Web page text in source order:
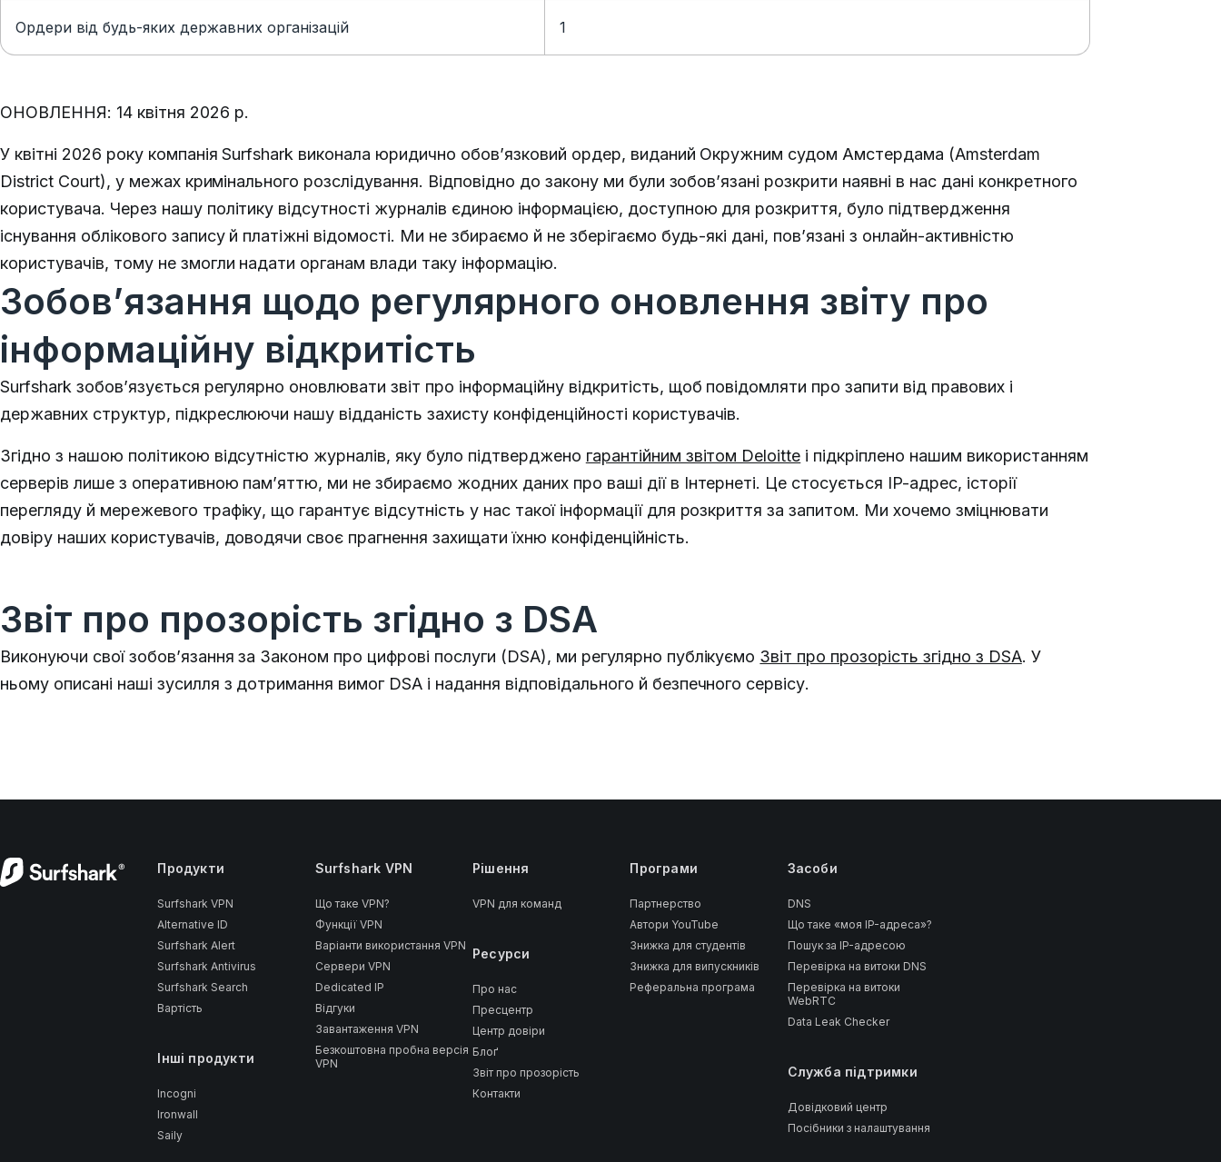
Ордери від будь-яких державних організацій 1
ОНОВЛЕННЯ: 14 квітня 2026 р.
У квітні 2026 року компанія Surfshark виконала юридично обов’язковий ордер, виданий Окружним судом Амстердама (Amsterdam
District Court), у межах кримінального розслідування. Відповідно до закону ми були зобов’язані розкрити наявні в нас дані конкретного
користувача. Через нашу політику відсутності журналів єдиною інформацією, доступною для розкриття, було підтвердження
існування облікового запису й платіжні відомості. Ми не збираємо й не зберігаємо будь-які дані, пов’язані з онлайн-активністю
користувачів, тому не змогли надати органам влади таку інформацію.
Зобов’язання щодо регулярного оновлення звіту про
інформаційну відкритість
Surfshark зобов’язується регулярно оновлювати звіт про інформаційну відкритість, щоб повідомляти про запити від правових і
державних структур, підкреслюючи нашу відданість захисту конфіденційності користувачів.
Згідно з нашою політикою відсутністю журналів, яку було підтверджено гарантійним звітом Deloitte і підкріплено нашим використанням
серверів лише з оперативною пам’яттю, ми не збираємо жодних даних про ваші дії в Інтернеті. Це стосується IP-адрес, історії
перегляду й мережевого трафіку, що гарантує відсутність у нас такої інформації для розкриття за запитом. Ми хочемо зміцнювати
довіру наших користувачів, доводячи своє прагнення захищати їхню конфіденційність.
Звіт про прозорість згідно з DSA
Виконуючи свої зобов’язання за Законом про цифрові послуги (DSA), ми регулярно публікуємо Звіт про прозорість згідно з DSA. У
ньому описані наші зусилля з дотримання вимог DSA і надання відповідального й безпечного сервісу.
Продукти
Surfshark VPN
Alternative ID
Surfshark Alert
Surfshark Antivirus
Surfshark Search
Вартість
Інші продукти
Incogni
Ironwall
Saily
Surfshark VPN
Що таке VPN?
Функції VPN
Варіанти використання VPN
Сервери VPN
Dedicated IP
Відгуки
Завантаження VPN
Безкоштовна пробна версія
VPN
Рішення
VPN для команд
Ресурси
Про нас
Пресцентр
Центр довіри
Блоґ
Звіт про прозорість
Контакти
Програми
Партнерство
Автори YouTube
Знижка для студентів
Знижка для випускників
Реферальна програма
Засоби
DNS
Що таке «моя IP-адреса»?
Пошук за IP-адресою
Перевірка на витоки DNS
Перевірка на витоки
WebRTC
Data Leak Checker
Cлужба підтримки
Довідковий центр
Посібники з налаштування